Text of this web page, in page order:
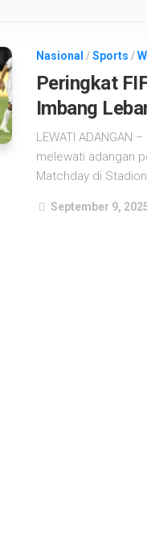
Nasional /Sports /
Peringkat
Imbang
LEWATI ADANGAN
melewati adangan
Matchday di
September 9,